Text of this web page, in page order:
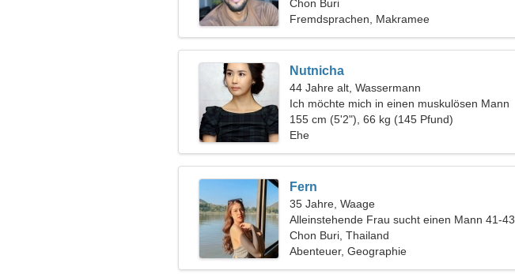
Chon Buri
Fremdsprachen, Makramee
Nutnicha
44 Jahre alt, Wassermann
Ich möchte mich in einen muskulösen Mann
verlieben
155 cm (5'2"), 66 kg (145 Pfund)
Ehe
Fern
35 Jahre, Waage
Alleinstehende Frau sucht einen Mann 41-43
Chon Buri, Thailand
Abenteuer, Geographie